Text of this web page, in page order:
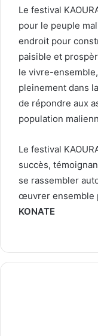
Le festival
pour le peuple
endroit pour
paisible et
le vivre-
pleinement dans
de répondre aux
population
Le festival
succès,
se rassembler
œuvrer ensemble
KONATE